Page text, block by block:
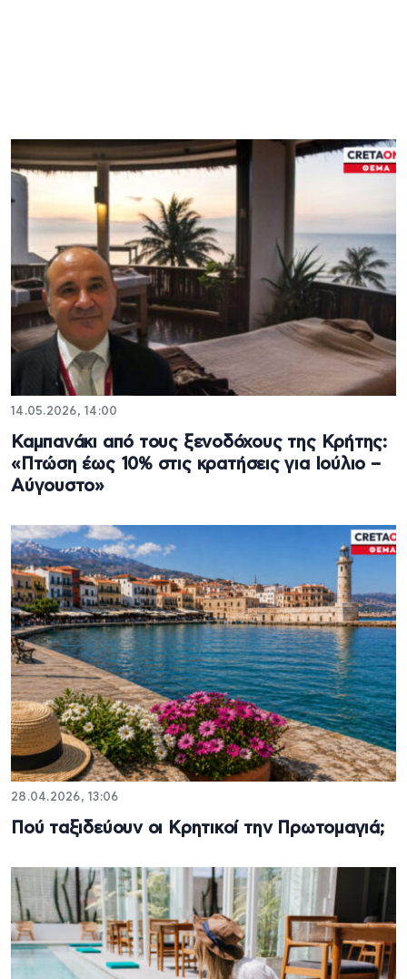
14.05.2026, 14:00
Καμπανάκι από τους ξενοδόχους της Κρήτης:
«Πτώση έως 10% στις κρατήσεις για Ιούλιο –
Αύγουστο»
28.04.2026, 13:06
Πού ταξιδεύουν οι Κρητικοί την Πρωτομαγιά;